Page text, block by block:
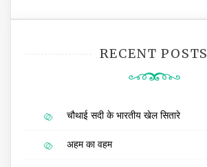
RECENT POSTS
चौथाई सदी के भारतीय खेल सितारे
अहम का वहम